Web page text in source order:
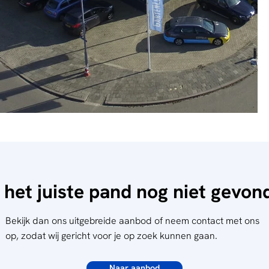
het juiste pand nog niet
Bekijk dan ons uitgebreide aanbod of neem contact met ons
op, zodat wij gericht voor je op zoek kunnen gaan.